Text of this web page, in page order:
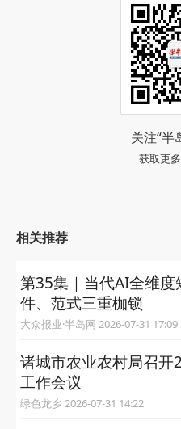
关注“半
获取更
相关推荐
第35集｜当代AI全维
件、范式三重枷锁
大众报业·半岛网 2026-07-31 17:09
诸城市农业农村局召开
工作会议
绿色龙乡 2026-07-31 14:22